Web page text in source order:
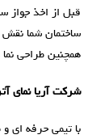
قبل از اخذ جواز
ساختمان شما
همچنین طراحی نما
شرکت آریا نمای
با تیمی حرفه ای